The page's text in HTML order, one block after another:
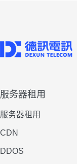
服务器租用
服务器租用
CDN
DDOS